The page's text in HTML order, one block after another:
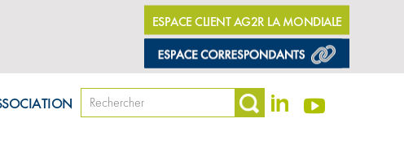
ESPACE CLIENT AG2R LA MONDIALE